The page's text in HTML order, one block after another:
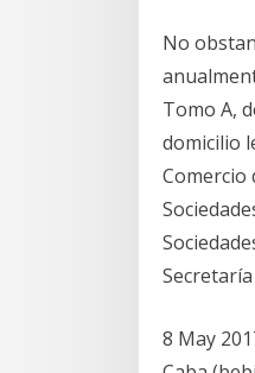
No
Tomo A,
domicilio
Comercio
8 May